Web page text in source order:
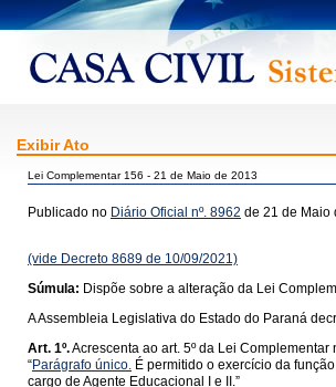
Exibir Ato
Lei Complementar 156 - 21 de Maio de 2013
Publicado no Diário Oficial nº. 8962 de 21 de Maio
(vide Decreto 8689 de 10/09/2021)
Súmula: Dispõe sobre a alteração da Lei
A Assembleia Legislativa do Estado do Paraná
Art. 1º.Acrescenta ao art. 5º da Lei
“Parágrafo único. É permitido o exercício da
cargo de Agente Educacional I e II.”